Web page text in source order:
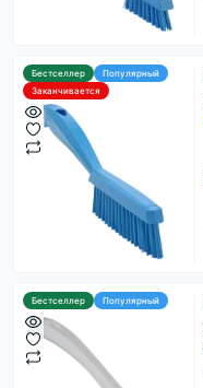
Бестселлер
Популярный
Заканчивается
Бестселлер Популярный